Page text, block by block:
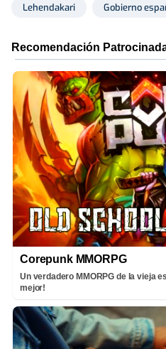
Lehendakari Gobierno
Corepunk MMORPG
Un verdadero MMORPG de la vieja
mejor!